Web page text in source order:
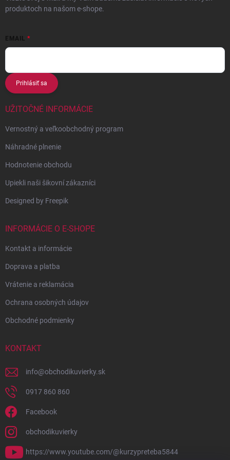
produktoch na našom e-shope.
EMAIL
Prihlásiť sa
UŽITOČNÉ INFORMÁCIE
Vernostný a veľkoobchodný program
Náhradné plnenie
Hodnotenie obchodu
Upiekli naši šikovní zákazníci
Designed by Freepik
INFORMÁCIE O E-SHOPE
Kontakt a informácie
Doprava a platba
Vrátenie a reklamácia
Ochrana osobných údajov
Obchodné podmienky
KONTAKT
info@obchodikuvierky.sk
0917 860 860
Facebook
obchodikuvierky
https://www.youtube.com/@kurzypreteba5844